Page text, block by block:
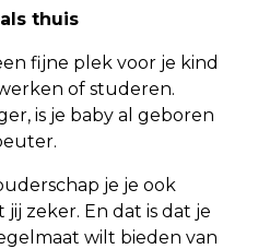
thuis
fijne plek voor je kind
of studeren.
is je baby al geboren
je je ook
zeker. En dat is dat je
wilt bieden van